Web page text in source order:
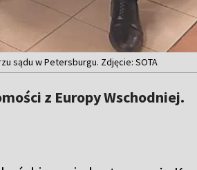
sądu w Petersburgu. Zdjęcie: SOTA
z Europy Wschodniej.